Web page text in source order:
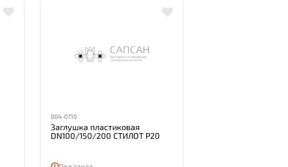
004-0710
Заглушка пластиковая
DN100/150/200 СТИЛОТ Р20